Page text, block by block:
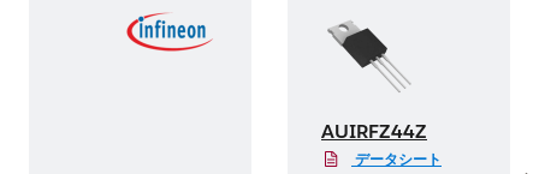
AUIRFZ44Z
データシート